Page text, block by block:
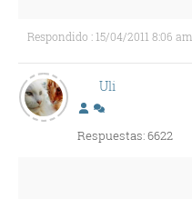
Respondido : 15/04/2011 8:06 am
Uli
Respuestas: 6622